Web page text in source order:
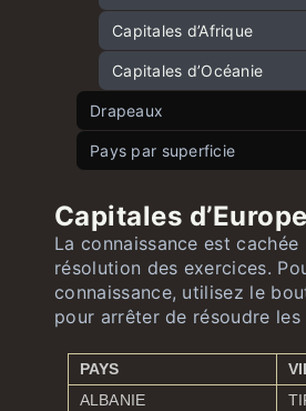
Capitales d’Afrique
Capitales d’Océanie
Drapeaux
Drapeaux européens
Drapeaux africains
Drapeaux nord-
Drapeaux sud-américains
Drapeaux océaniens
Pays par superficie
Pays asiatiques par
Pays américains par
Pays africains par
Pays océaniens par
Capitales d’Europe
La connaissance est cachée
résolution des exercices.
connaissance, utilisez le
pour arrêter de résoudre les
PAYS
ALBANIE